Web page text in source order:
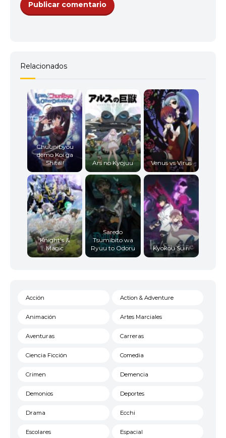
Relacionados
Chuunibyou
demo Koi ga
Shitai!
Ars no Kyojuu Venus vs Virus
Knight’s &
Magic
Saredo
Tsumibito wa
Ryuu to Odoru
Kyokou Suiri
Acción Action & Adventure
Animación Artes Marciales
Aventuras Carreras
Ciencia Ficción Comedia
Crimen Demencia
Demonios Deportes
Drama Ecchi
Escolares Espacial